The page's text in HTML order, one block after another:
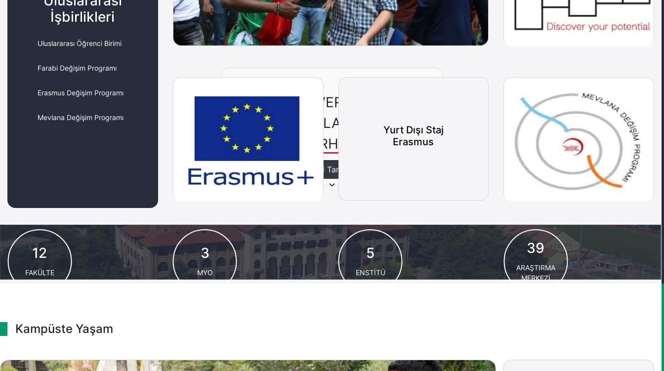
ÜNİVERSİTE
ADAYLARIMIZ
MERHABA
Bizi Tanıyın
İşbirlikleri
Uluslararası Öğrenci Birimi
Farabi Değişim Programı
Erasmus Değişim Programı
Mevlana Değişim Programı
Yurt Dışı Staj
Erasmus
12
FAKÜLTE
3
MYO
5
ENSTİTÜ
39
ARAŞTIRMA
MERKEZİ
Kampüste Yaşam